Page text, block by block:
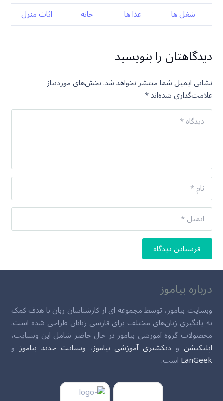
شغل ها غذا ها خانه اثاث منزل
دیدگاهتان را بنویسید
نشانی ایمیل شما منتشر نخواهد شد.بخش‌های موردنیاز
علامت‌گذاری شده‌اند*
فرستادن دیدگاه
درباره بیاموز
وبسایت بیاموز، توسط مجموعه ای از کارشناسان زبان با هدف کمک
به یادگیری زبان‌های مختلف برای فارسی زبانان طراحی شده است.
محصولات گروه آموزشی بیاموز در حال حاضر شامل این وبسایت،
اپلیکیشن و دیکشنری آموزشی بیاموز، وبسایت جدید بیاموز و
LanGeekاست.